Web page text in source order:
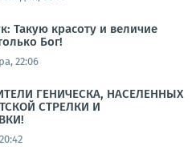
Такую красоту и величие
Бог!
22:06
ГЕНИЧЕСКА, НАСЕЛЕННЫХ
СТРЕЛКИ И